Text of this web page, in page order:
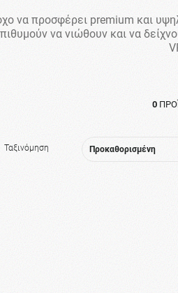
να προσφέρει premium και
να νιώθουν και να
0
Ταξινόμηση